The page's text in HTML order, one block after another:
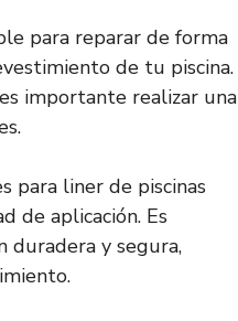
para reparar de forma
de tu piscina.
importante realizar una
para liner de piscinas
de aplicación. Es
duradera y segura,